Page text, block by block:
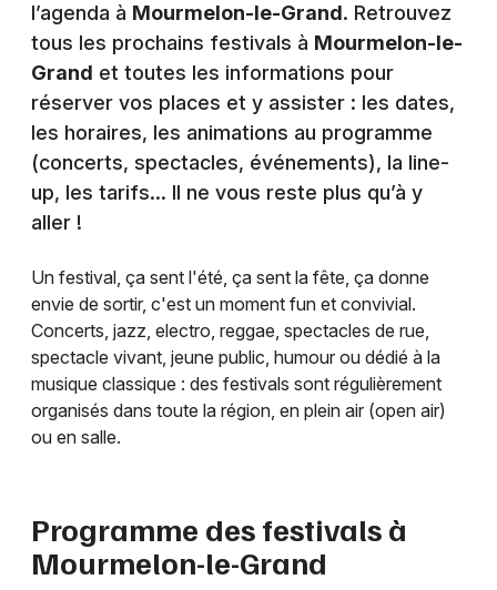
l’agenda à Mourmelon-le-Grand. Retrouvez
tous les prochains festivals à Mourmelon-le-
Grand et toutes les informations pour
réserver vos places et y assister : les dates,
les horaires, les animations au programme
(concerts, spectacles, événements), la line-
up, les tarifs… Il ne vous reste plus qu’à y
aller !
Un festival, ça sent l'été, ça sent la fête, ça donne
envie de sortir, c'est un moment fun et convivial.
Concerts, jazz, electro, reggae, spectacles de rue,
spectacle vivant, jeune public, humour ou dédié à la
musique classique : des festivals sont régulièrement
organisés dans toute la région, en plein air (open air)
ou en salle.
Programme des festivals à
Mourmelon-le-Grand